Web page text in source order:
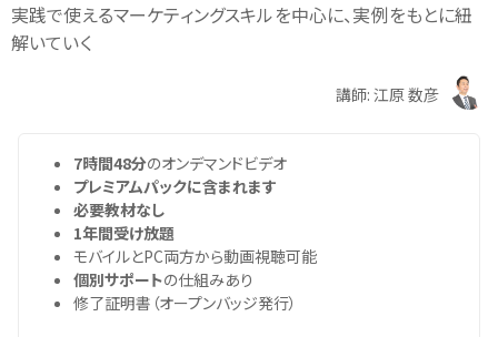
実践で使えるマーケティングスキルを中心に、実例をもとに紐
解いていく
講師: 江原 数彦
7時間48分のオンデマンドビデオ
プレミアムパックに含まれます
必要教材なし
1年間受け放題
モバイルとPC両方から動画視聴可能
個別サポートの仕組みあり
修了証明書（オープンバッジ発行）